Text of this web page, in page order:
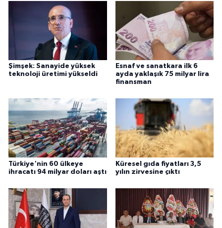
Şimşek: Sanayide yüksek
teknoloji üretimi yükseldi
Esnaf ve sanatkara ilk 6
ayda yaklaşık 75 milyar lira
finansman
Türkiye'nin 60 ülkeye
ihracatı 94 milyar doları aştı
Küresel gıda fiyatları 3,5
yılın zirvesine çıktı